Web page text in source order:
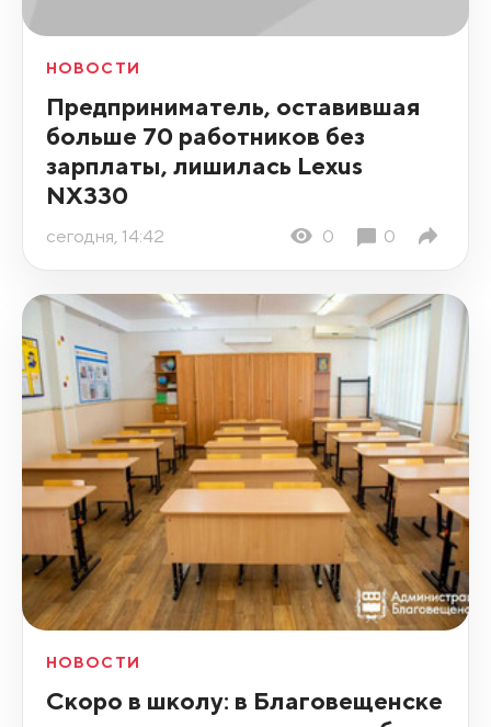
НОВОСТИ
Предприниматель, оставившая
больше 70 работников без
зарплаты, лишилась Lexus
NX330
сегодня, 14:42 0 0
НОВОСТИ
Скоро в школу: в Благовещенске